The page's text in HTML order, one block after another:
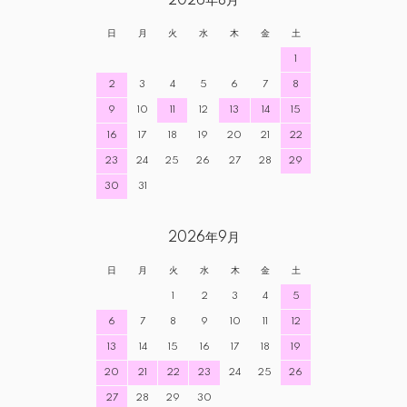
日 月 火 水 木 金 土
2 3 4 5 6 7 8
9 10 12 13 14 15
16 17 18 19 20 21 22
23 24 25 26 27 28 29
30 31
2026年9月
日 月 火 水 木 金 土
2 3 4 5
6 7 8 9 10 12
13 14 15 16 17 18 19
20 21 22 23 24 25 26
27 28 29 30